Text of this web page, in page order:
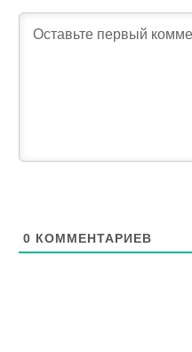
0 КОММЕНТАРИЕВ